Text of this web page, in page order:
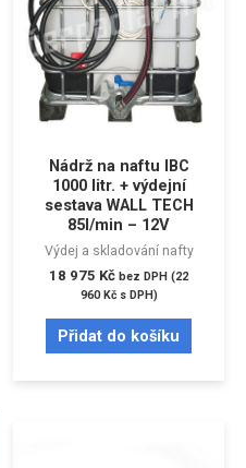
Nádrž na naftu IBC
1000 litr. + výdejní
sestava WALL TECH
85l/min – 12V
Výdej a skladování nafty
18 975 Kč bez DPH (22
960Kčs DPH)
Přidat do košíku